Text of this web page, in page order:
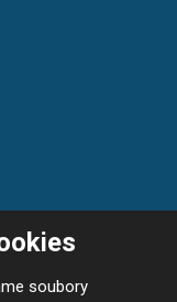
soubory